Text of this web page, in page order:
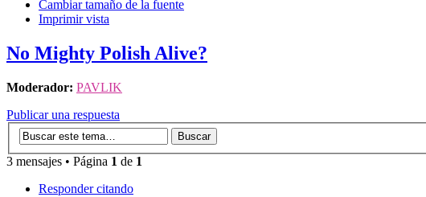
Cambiar tamaño de la fuente
Imprimir vista
No Mighty Polish Alive?
Moderador: PAVLIK
Publicar una respuesta
3 mensajes • Página 1 de 1
Responder citando